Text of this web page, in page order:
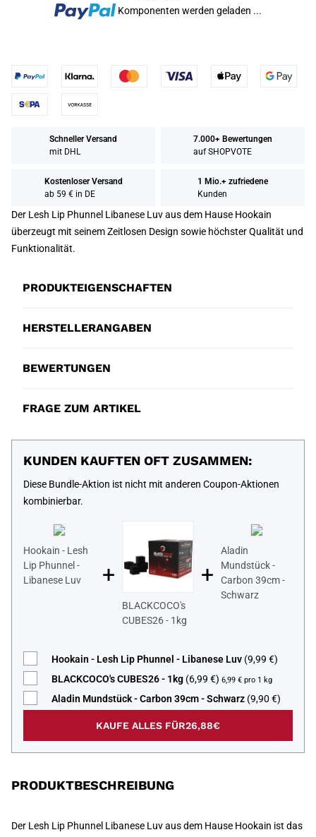
Komponenten werden geladen ...
Schneller Versand
mit DHL
7.000+ Bewertungen
auf SHOPVOTE
Kostenloser Versand
ab 59 € in DE
1 Mio.+ zufriedene
Kunden
Der Lesh Lip Phunnel Libanese Luv aus dem Hause Hookain
überzeugt mit seinem Zeitlosen Design sowie höchster Qualität und
Funktionalität.
PRODUKTEIGENSCHAFTEN
HERSTELLERANGABEN
BEWERTUNGEN
FRAGE ZUM ARTIKEL
KUNDEN KAUFTEN OFT ZUSAMMEN:
Diese Bundle-Aktion ist nicht mit anderen Coupon-Aktionen
kombinierbar.
Hookain - Lesh
Lip Phunnel -
Libanese Luv
+
BLACKCOCO's
CUBES26 - 1kg
+
Aladin
Mundstück -
Carbon 39cm -
Schwarz
Hookain - Lesh Lip Phunnel - Libanese Luv(9,99 €)
BLACKCOCO's CUBES26 - 1kg(6,99 €) 6,99 € pro 1 kg
Aladin Mundstück - Carbon 39cm - Schwarz(9,90 €)
KAUFE ALLES FÜR26,88€
PRODUKTBESCHREIBUNG
Der Lesh Lip Phunnel Libanese Luv aus dem Hause Hookain ist das